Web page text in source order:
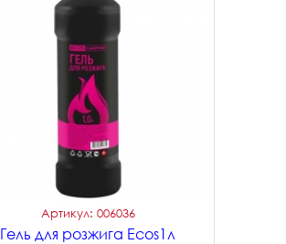
Артикул: 006036
Гель для розжига Ecos1л